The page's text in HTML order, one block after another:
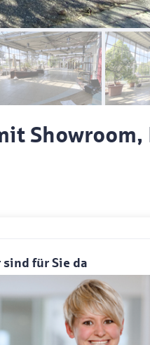
Showroom,
sind für Sie da